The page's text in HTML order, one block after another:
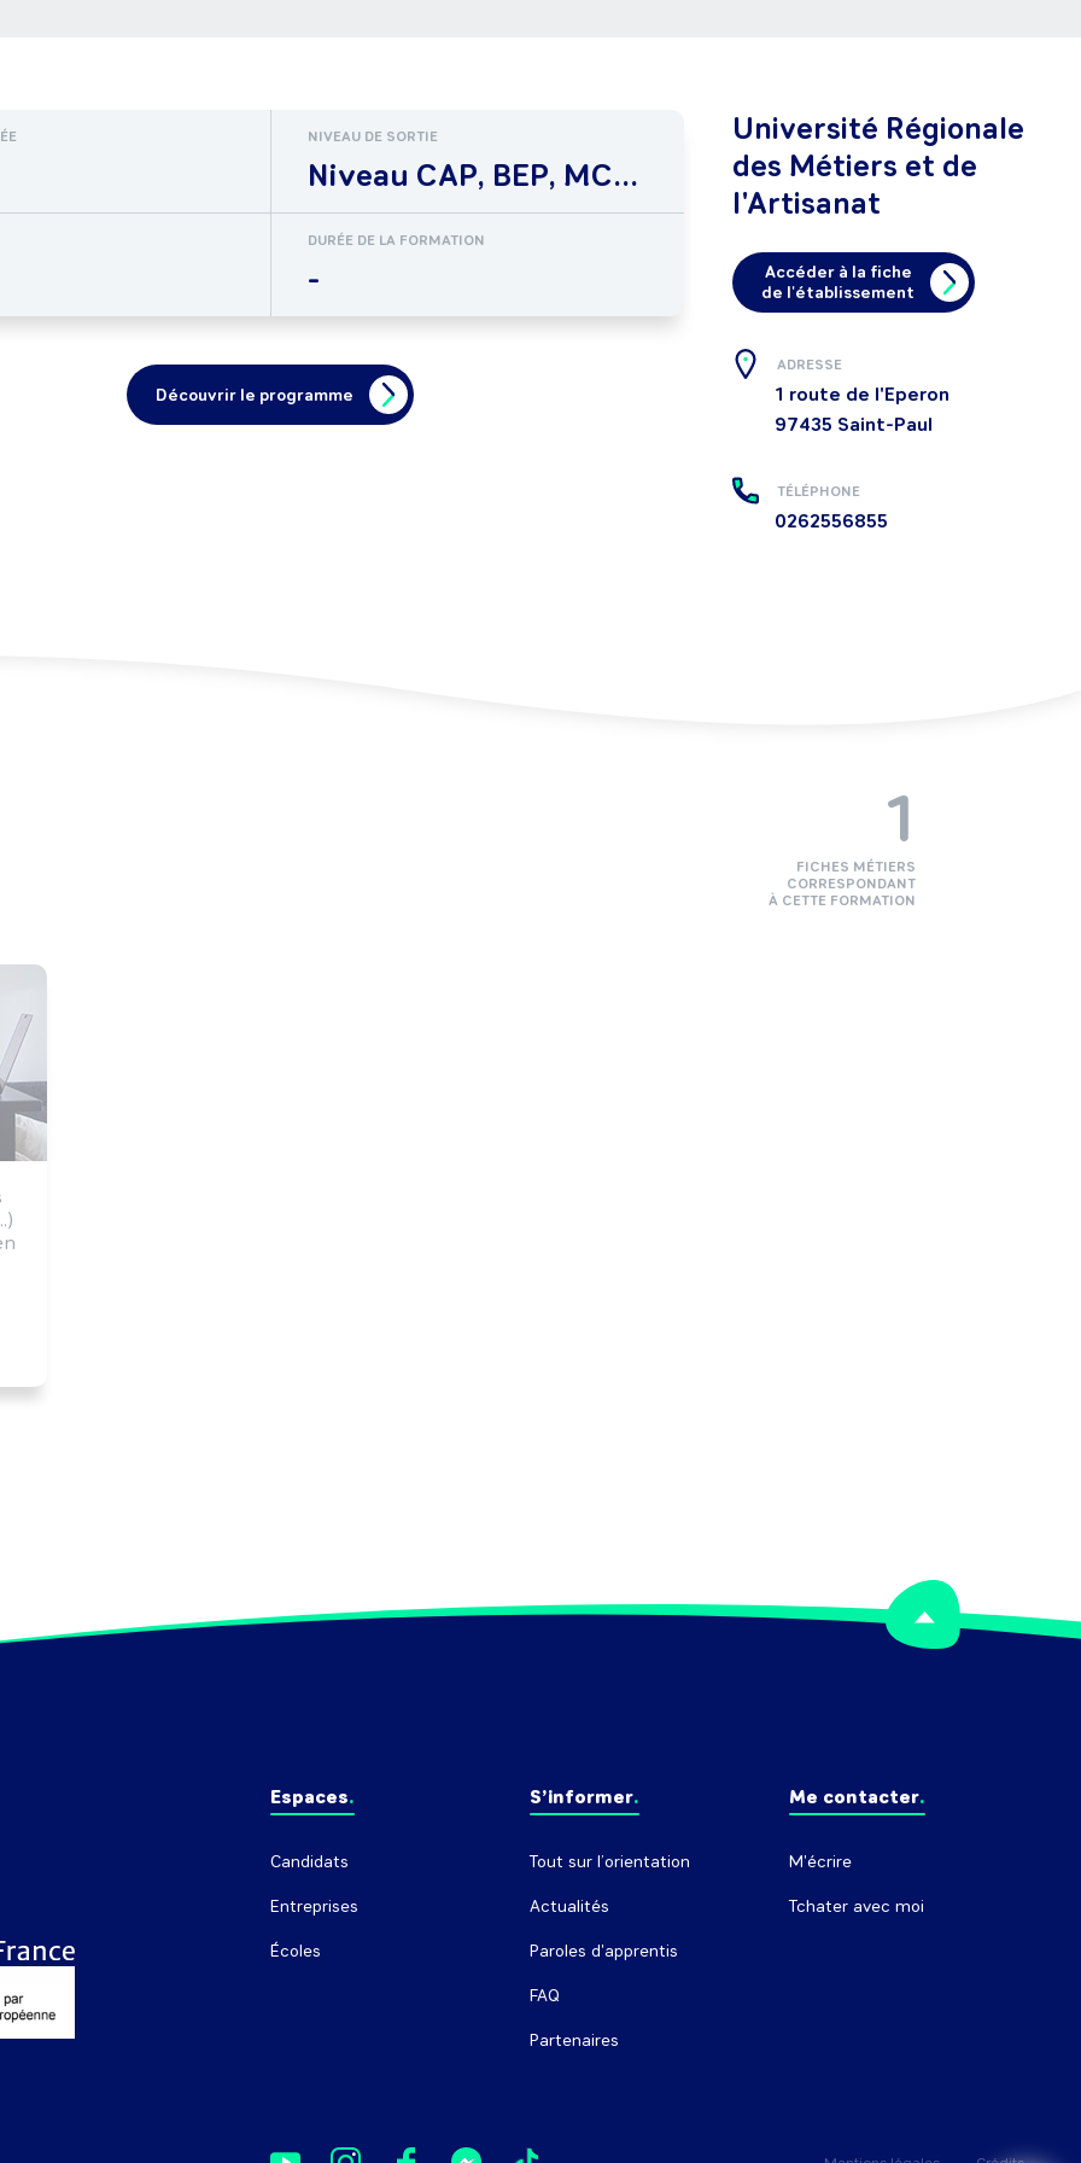
NIVEAU DE SORTIE
Niveau CAP, BEP, MC...
DURÉE DE LA FORMATION
-
Découvrir le programme
Université Régionale
des Métiers et de
l'Artisanat
Accéder à la fiche
de l'établissement
ADRESSE
1 route de l'Eperon
97435 Saint-Paul
TÉLÉPHONE
0262556855
1
FICHES MÉTIERS
CORRESPONDANT
À CETTE FORMATION
Espaces
Candidats
Entreprises
Écoles
S’informer
Tout sur l’orientation
Actualités
Paroles d'apprentis
FAQ
Partenaires
Me contacter
M'écrire
Tchater avec moi